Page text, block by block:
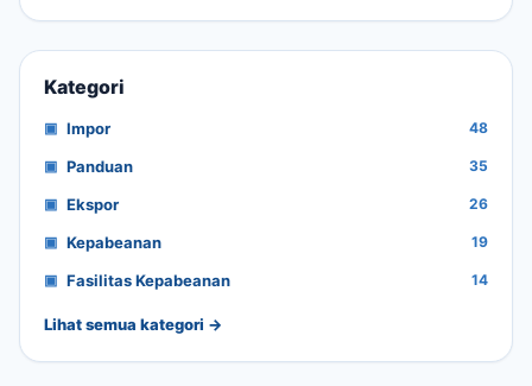
Kategori
Impor 48
Panduan 35
Ekspor 26
Kepabeanan 19
Fasilitas Kepabeanan 14
Lihat semua kategori →